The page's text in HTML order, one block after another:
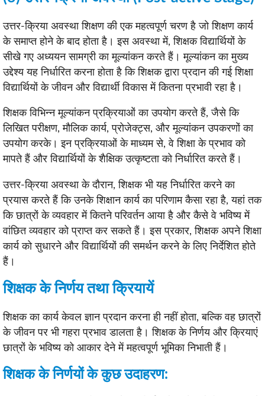
उत्तर-क्रिया अवस्था शिक्षण की एक महत्वपूर्ण चरण है जो शिक्षण कार्य
के समाप्त होने के बाद होता है। इस अवस्था में, शिक्षक विद्यार्थियों के
सीखे गए अध्ययन सामग्री का मूल्यांकन करते हैं। मूल्यांकन का मुख्य
उद्देश्य यह निर्धारित करना होता है कि शिक्षक द्वारा प्रदान की गई शिक्षा
विद्यार्थियों के जीवन और विद्यार्थी विकास में कितना प्रभावी रहा है।
शिक्षक विभिन्न मूल्यांकन प्रक्रियाओं का उपयोग करते हैं, जैसे कि
लिखित परीक्षण, मौलिक कार्य, प्रोजेक्ट्स, और मूल्यांकन उपकरणों का
उपयोग करके। इन प्रक्रियाओं के माध्यम से, वे शिक्षा के प्रभाव को
मापते हैं और विद्यार्थियों के शैक्षिक उत्कृष्टता को निर्धारित करते हैं।
उत्तर-क्रिया अवस्था के दौरान, शिक्षक भी यह निर्धारित करने का
प्रयास करते हैं कि उनके शिक्षान कार्य का परिणाम कैसा रहा है, यहां तक
कि छात्रों के व्यवहार में कितने परिवर्तन आया है और कैसे वे भविष्य में
वांछित व्यवहार को प्राप्त कर सकते हैं। इस प्रकार, शिक्षक अपने शिक्षा
कार्य को सुधारने और विद्यार्थियों की समर्थन करने के लिए निर्देशित होते
हैं।
शिक्षक के निर्णय तथा क्रियायें
शिक्षक का कार्य केवल ज्ञान प्रदान करना ही नहीं होता, बल्कि वह छात्रों
के जीवन पर भी गहरा प्रभाव डालता है। शिक्षक के निर्णय और क्रियाएं
छात्रों के भविष्य को आकार देने में महत्वपूर्ण भूमिका निभाती हैं।
शिक्षक के निर्णयों के कुछ उदाहरण: